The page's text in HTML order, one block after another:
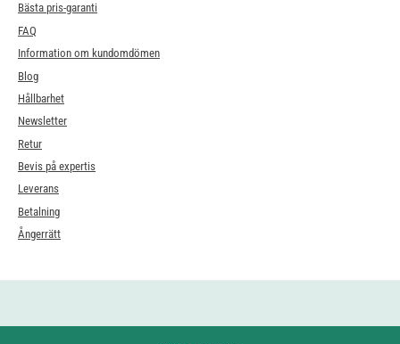
Bästa pris-garanti
FAQ
Information om kundomdömen
Blog
Hållbarhet
Newsletter
Retur
Bevis på expertis
Leverans
Betalning
Ångerrätt